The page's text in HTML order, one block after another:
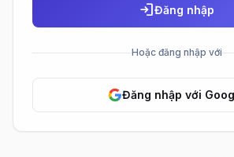
loginĐăng nhập
Hoặc đăng nhập với
Đăng nhập với